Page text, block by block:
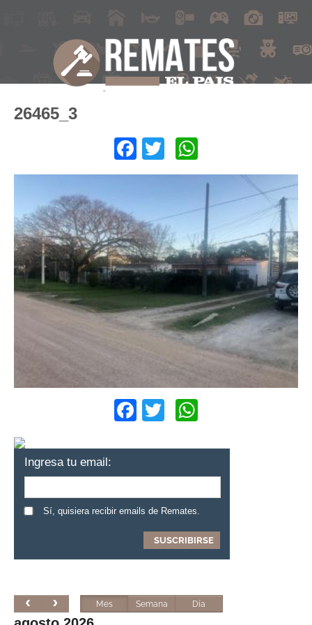
26465_3
Facebook
Twitter
Facebook
Twitter
Ingresa tu email:
Sí, quisiera recibir emails de Remates.
Mes Semana Día